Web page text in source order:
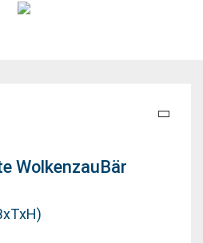
WolkenzauBär